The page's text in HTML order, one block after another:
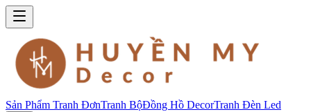
Sản Phẩm Tranh ĐơnTranh BộĐồng Hồ DecorTranh Đèn Led